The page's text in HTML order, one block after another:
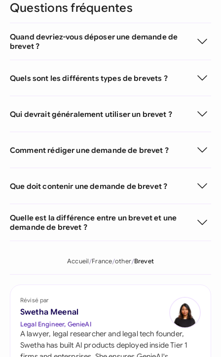
Questions fréquentes
Quand devriez-vous déposer une demande de
brevet ?
Quels sont les différents types de brevets ?
Qui devrait généralement utiliser un brevet ?
Comment rédiger une demande de brevet ?
Que doit contenir une demande de brevet ?
Quelle est la différence entre un brevet et une
demande de brevet ?
Accueil France other Brevet
Révisé par
Swetha Meenal
Legal Engineer, GenieAI
A lawyer, legal researcher and legal tech founder,
Swetha has built AI products deployed inside Tier 1